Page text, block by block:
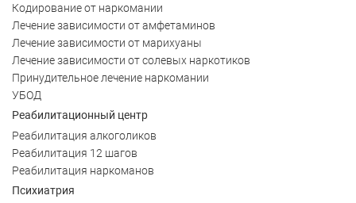
Кодирование от наркомании
Лечение зависимости от амфетаминов
Лечение зависимости от марихуаны
Лечение зависимости от солевых наркотиков
Принудительное лечение наркомании
УБОД
Реабилитационный центр
Реабилитация алкоголиков
Реабилитация 12 шагов
Реабилитация наркоманов
Психиатрия